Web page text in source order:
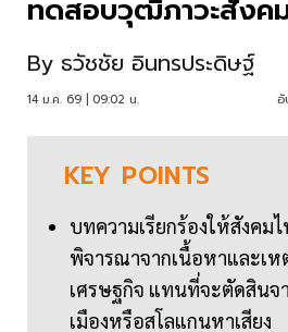
ทดสอบวุฒิภาวะสังค
By ธวัชชัย อินทรประดิษฐ์
14 ม.ค. 69 | 09:02 น. อั
KEY POINTS
บทความเรียกร้องให้สังคม
พิจารณาจากเนื้อหาและเ
เศรษฐกิจ แทนที่จะตัดสินจ
เมืองหรือสโลแกนหาเสียง